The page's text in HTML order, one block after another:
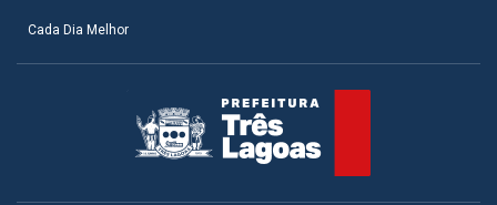
Cada Dia Melhor